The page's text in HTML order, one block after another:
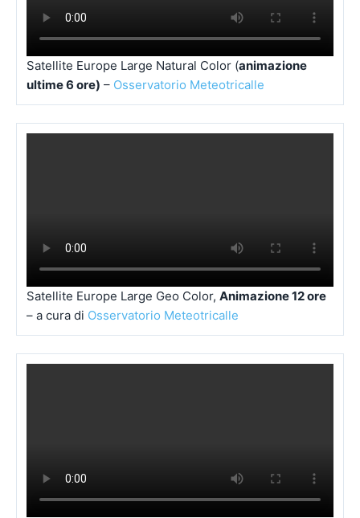
Satellite Europe Large Natural Color (animazione
ultime 6 ore) – Osservatorio Meteotricalle
Satellite Europe Large Geo Color, Animazione 12 ore
– a cura di Osservatorio Meteotricalle